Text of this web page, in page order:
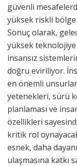
güvenli
yüksek riskli
Sonuç olarak,
yüksek teknolojiye
insansız
doğru eviriliyor.
en önemli
yetenekleri, sürü
planlaması ve
özellikleri
kritik rol
esnek, daha
ulaşmasına katkı